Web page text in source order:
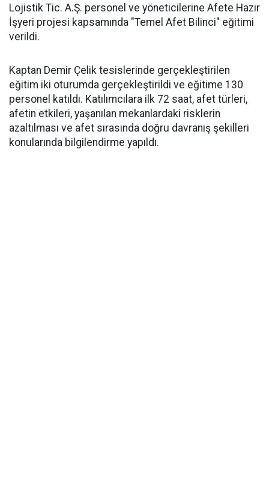
Lojistik Tic. A.Ş. personel ve yöneticilerine Afete Hazır
İşyeri projesi kapsamında "Temel Afet Bilinci" eğitimi
verildi.
Kaptan Demir Çelik tesislerinde gerçekleştirilen
eğitim iki oturumda gerçekleştirildi ve eğitime 130
personel katıldı. Katılımcılara ilk 72 saat, afet türleri,
afetin etkileri, yaşanılan mekanlardaki risklerin
azaltılması ve afet sırasında doğru davranış şekilleri
konularında bilgilendirme yapıldı.